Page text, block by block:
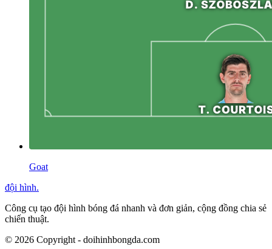
Goat
đội hình.
Công cụ tạo đội hình bóng đá nhanh và đơn giản, cộng đồng chia sẻ
chiến thuật.
© 2026 Copyright - doihinhbongda.com